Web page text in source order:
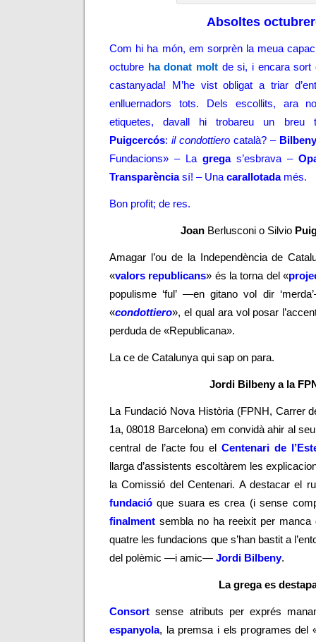
Absoltes
Com hi ha món, em sorprèn la meua
octubre ha donat molt de si, i encara sort
castanyada! M’he vist obligat a triar
enlluernadors tots. Dels escollits, ara
etiquetes, davall hi trobareu un breu
Puigcercós: il condottiero català? – Bilbeny
Fundacions» – La gregas’esbrava –
Transparènciasí! – Una carallotada més.
Bon profit; de res.
JoanBerlusconi o Silvio
Amagar l’ou de la Independència de
«valors republicans» és la torna del «
populisme ‘ful’ —en gitano vol dir ‘merda’
«condottiero», el qual ara vol posar
perduda de «Republicana».
La ce de Catalunya qui sap on para.
Jordi Bilbeny a la
La Fundació Nova Història (FPNH, Carrer
1a, 08018 Barcelona) em convidà ahir al
central de l’acte fou el Centenari de
llarga d’assistents escoltàrem les
la Comissió del Centenari. A destacar el
fundació que suara es crea (i sense
finalment sembla no ha reeixit per manca
quatre les fundacions que s’han bastit a
del polèmic —i amic— Jordi Bilbeny.
La grega es
Consort sense atributs per exprés
espanyola, la premsa i els programes del